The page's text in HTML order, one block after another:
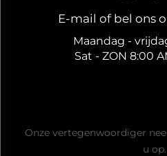
E-mail of bel ons
Maandag -
Sat - ZON 8:00
Onze vertegenwoordiger
u op.